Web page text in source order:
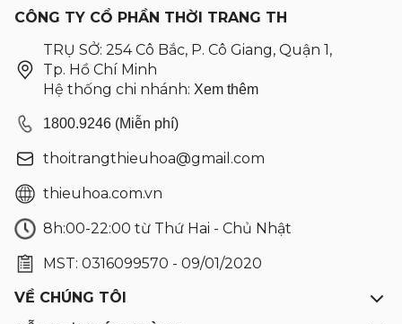
CÔNG TY CỔ PHẦN THỜI TRANG TH
TRỤ SỞ: 254 Cô Bắc, P. Cô Giang, Quận 1,
Tp. Hồ Chí Minh
Hệ thống chi nhánh: Xem thêm
1800.9246 (Miễn phí)
thoitrangthieuhoa@gmail.com
thieuhoa.com.vn
8h:00-22:00 từ Thứ Hai - Chủ Nhật
MST: 0316099570 - 09/01/2020
VỀ CHÚNG TÔI